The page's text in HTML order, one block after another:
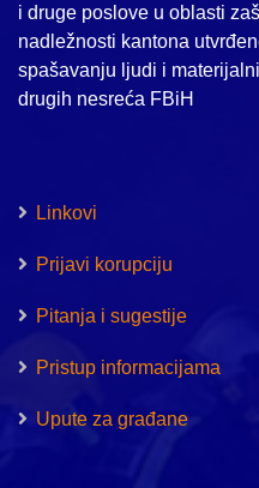
i druge poslove u oblasti
nadležnosti kantona
spašavanju ljudi i
drugih nesreća FBiH
Linkovi
Prijavi korupciju
Pitanja i sugestije
Pristup informacijama
Upute za građane